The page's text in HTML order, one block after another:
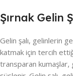
Şırnak Gelin
Gelin şalı, gelinlerin
katmak için tercih
transparan kumaşlar,